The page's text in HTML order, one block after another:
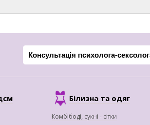
Консультація психолога-
Білизна та одяг
Комбібоді, сукні - сітки